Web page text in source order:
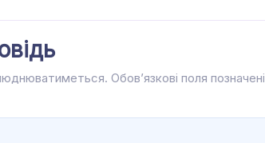
Обов’язкові поля позначені